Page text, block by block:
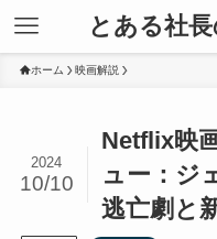
とある社
ホーム 映画解説
Netflix映
ュー：ジ
逃亡劇と
2024
10/10